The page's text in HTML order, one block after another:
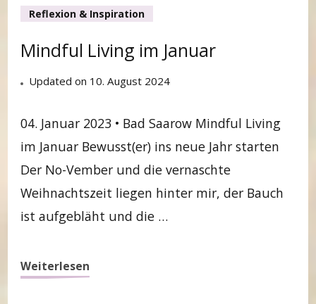
Reflexion & Inspiration
Mindful Living im Januar
Updated on 10. August 2024
04. Januar 2023 • Bad Saarow Mindful Living
im Januar Bewusst(er) ins neue Jahr starten
Der No-Vember und die vernaschte
Weihnachtszeit liegen hinter mir, der Bauch
ist aufgebläht und die …
Weiterlesen